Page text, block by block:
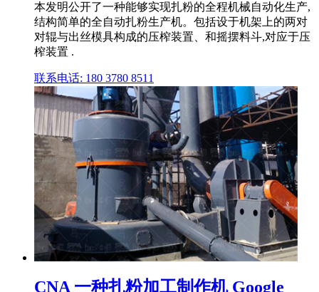
本发明公开了一种能够实现扎粉的全程机械自动化生产,
结构简单的全自动扎粉生产机。包括设于机架上的两对
对辊与出丝模具构成的压榨装置、和摇摆料斗,对应于压
榨装置 .
联系电话: 180 3780 8511
CNA 一种扎粉加工制作机 Google